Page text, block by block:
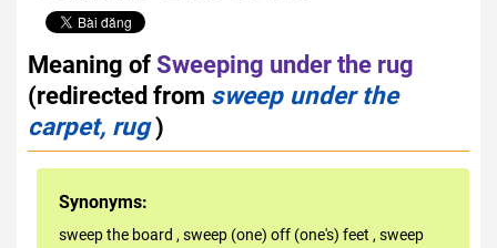
Meaning ofSweeping under the rug
(redirected from sweep under the
carpet, rug)
Synonyms:
sweep the board , sweep (one) off (one's) feet , sweep